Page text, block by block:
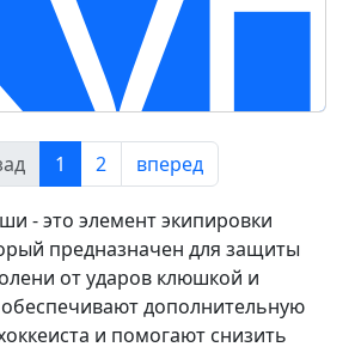
1 2 вперед
- это элемент экипировки
предназначен для защиты
от ударов клюшкой и
дополнительную
и помогают снизить